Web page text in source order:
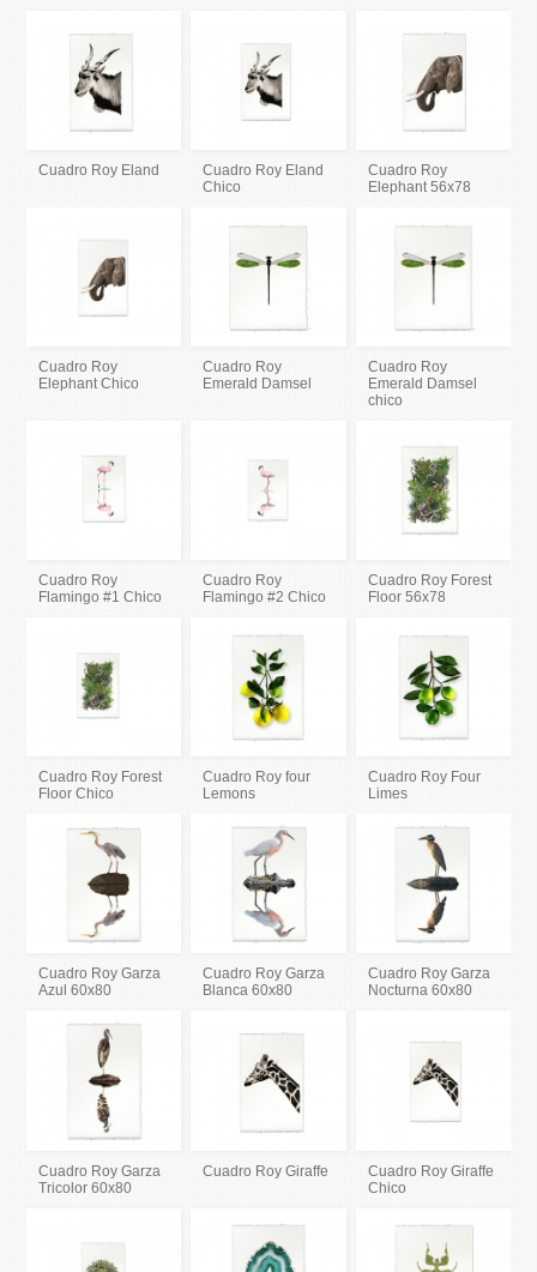
Cuadro Roy Eland
Cuadro Roy Eland
Chico
Cuadro Roy
Elephant 56x78
Cuadro Roy
Elephant Chico
Cuadro Roy
Emerald Damsel
Cuadro Roy
Emerald Damsel
chico
Cuadro Roy
Flamingo #1 Chico
Cuadro Roy
Flamingo #2 Chico
Cuadro Roy Forest
Floor 56x78
Cuadro Roy Forest
Floor Chico
Cuadro Roy four
Lemons
Cuadro Roy Four
Limes
Cuadro Roy Garza
Azul 60x80
Cuadro Roy Garza
Blanca 60x80
Cuadro Roy Garza
Nocturna 60x80
Cuadro Roy Garza
Tricolor 60x80
Cuadro Roy Giraffe
Cuadro Roy Giraffe
Chico